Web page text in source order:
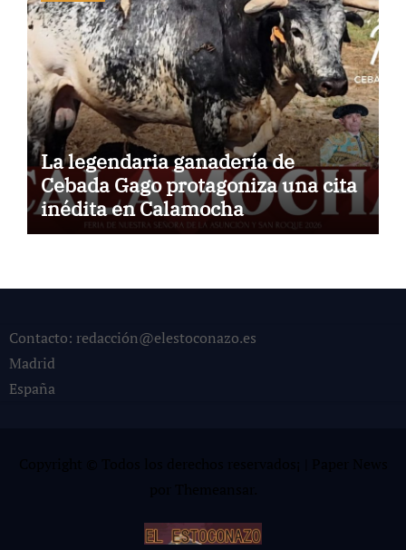
La legendaria ganadería de
Cebada Gago protagoniza una cita
inédita en Calamocha
Contacto: redacción@elestoconazo.es
Madrid
España